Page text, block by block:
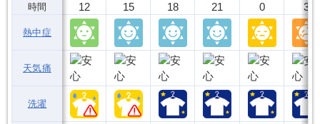
時間
熱中症
天気痛
洗濯
12 15 18 21 0 3